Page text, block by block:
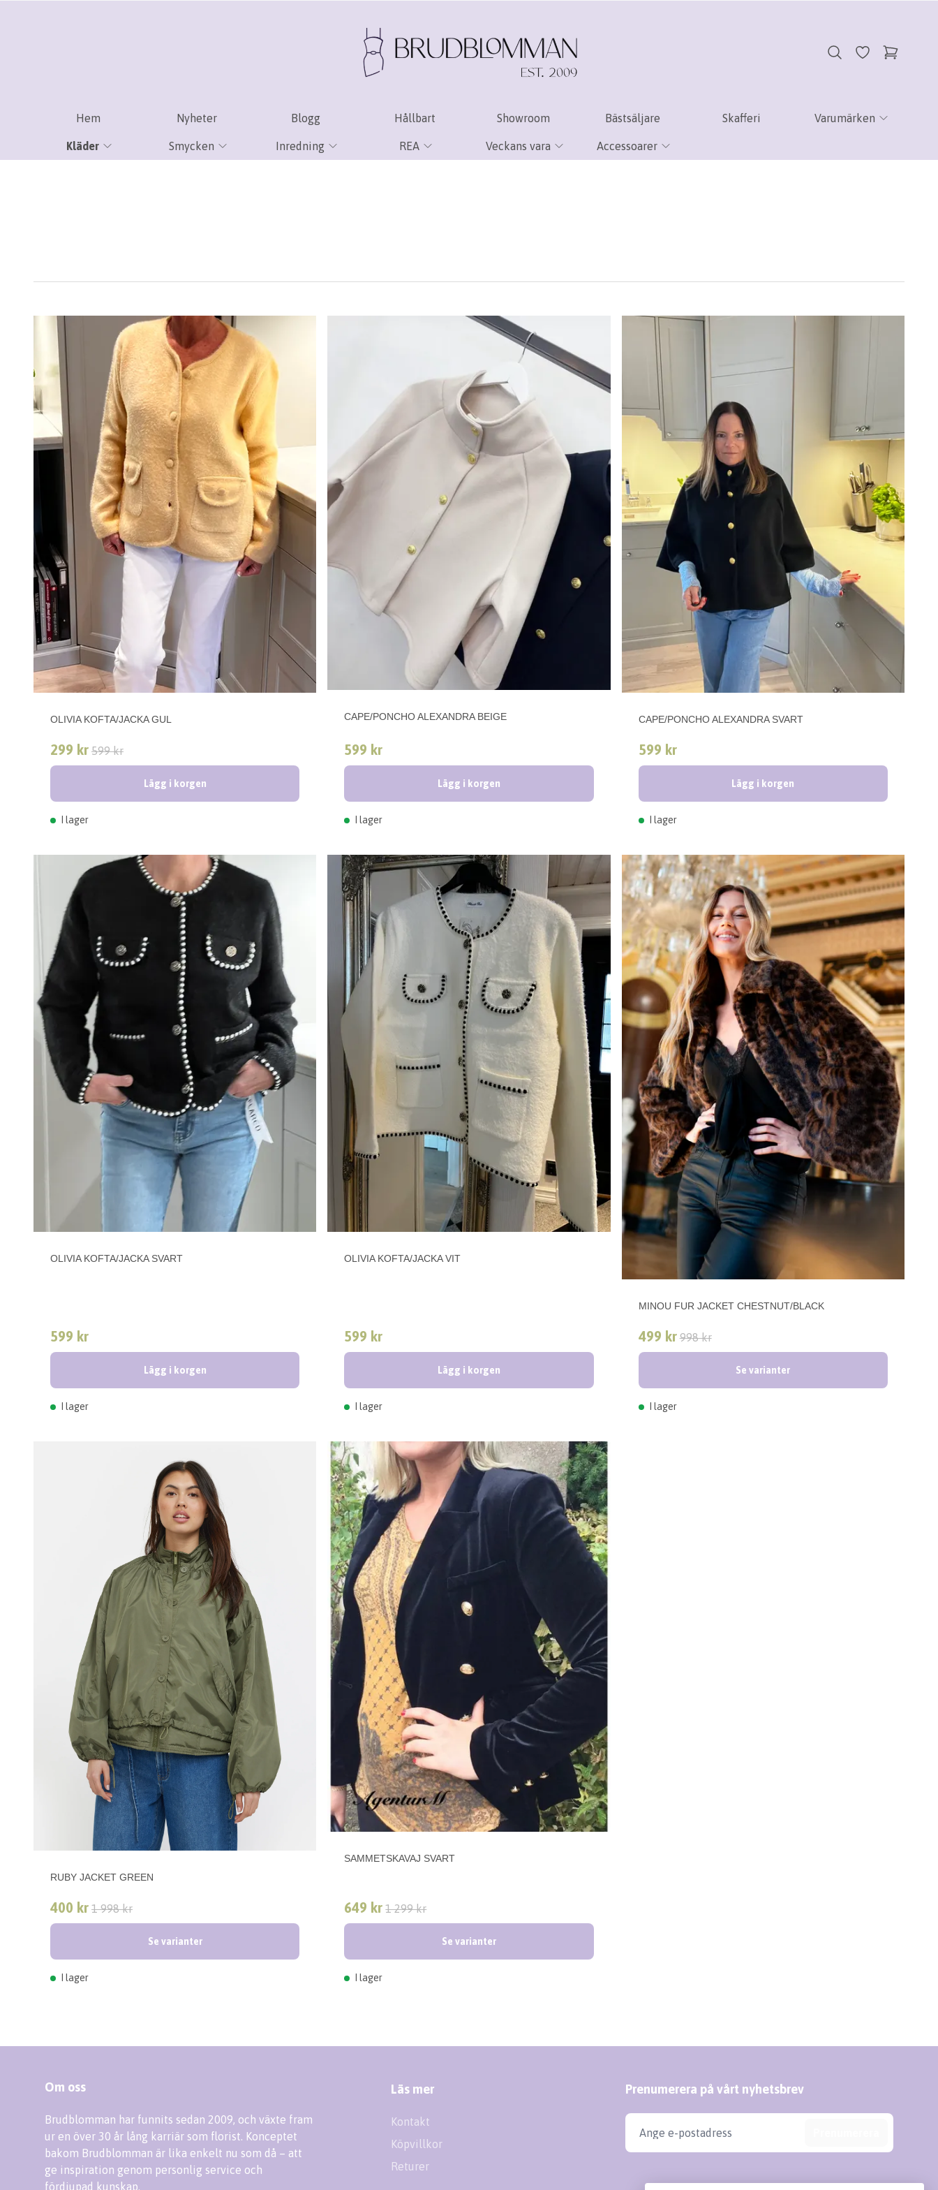
Hem Nyheter Blogg Hållbart Showroom Bästsäljare Skafferi Varumärken
Kläder Smycken Inredning REA Veckans vara Accessoarer
OLIVIA KOFTA/JACKA GUL
299 kr 599 kr
Lägg i korgen
I lager
CAPE/PONCHO ALEXANDRA BEIGE
599 kr
Lägg i korgen
I lager
CAPE/PONCHO ALEXANDRA SVART
599 kr
Lägg i korgen
I lager
OLIVIA KOFTA/JACKA SVART
599 kr
Lägg i korgen
I lager
OLIVIA KOFTA/JACKA VIT
599 kr
Lägg i korgen
I lager
MINOU FUR JACKET CHESTNUT/BLACK
499 kr 998 kr
Se varianter
I lager
RUBY JACKET GREEN
400 kr 1 998 kr
Se varianter
I lager
SAMMETSKAVAJ SVART
649 kr 1 299 kr
Se varianter
I lager
Om oss
Brudblomman har funnits sedan 2009, och växte fram
ur en över 30 år lång karriär som florist. Konceptet
bakom Brudblomman är lika enkelt nu som då – att
ge inspiration genom personlig service och
fördjupad kunskap.
Läs mer
Kontakt
Köpvillkor
Returer
Prenumerera på vårt nyhetsbrev